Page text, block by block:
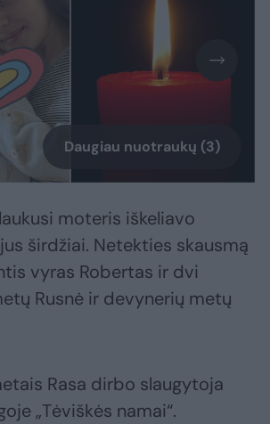
Daugiau nuotraukų (3)
moteris iškeliavo
širdžiai. Netekties skausmą
vyras Robertas ir dvi
Rusnė ir devynerių metų
Rasa dirbo slaugytoja
„Tėviškės namai“.